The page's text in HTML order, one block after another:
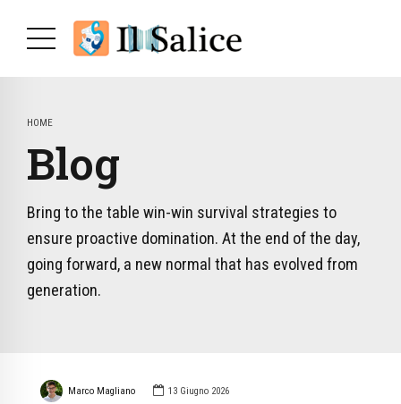
HOME
Blog
Bring to the table win-win survival strategies to
ensure proactive domination. At the end of the day,
going forward, a new normal that has evolved from
generation.
Marco Magliano 13 Giugno 2026